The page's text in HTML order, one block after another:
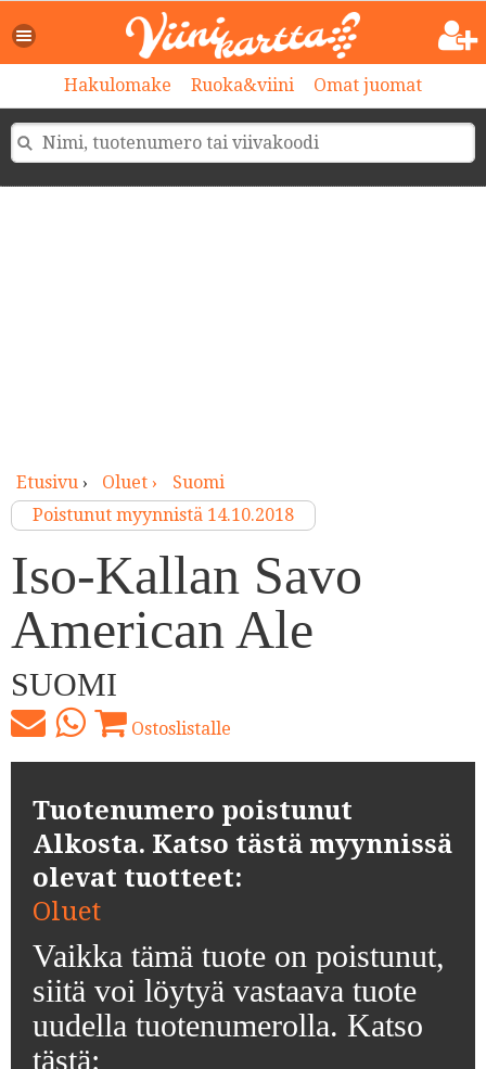
Hakulomake Ruoka&viini Omat juomat
Etusivu› Oluet ›
Suomi
Poistunut myynnistä 14.10.2018
Iso-Kallan Savo
American Ale
SUOMI
Ostoslistalle
Tuotenumero poistunut
Alkosta. Katso tästä myynnissä
olevat tuotteet:
Oluet
Vaikka tämä tuote on poistunut,
siitä voi löytyä vastaava tuote
uudella tuotenumerolla. Katso
tästä: